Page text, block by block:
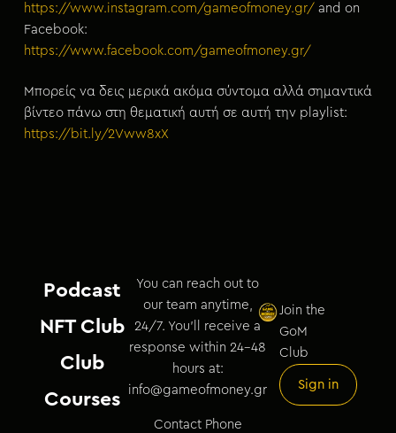
https://www.instagram.com/gameofmoney.gr/ and on
Facebook:
https://www.facebook.com/gameofmoney.gr/
Μπορείς να δεις μερικά ακόμα σύντομα αλλά σημαντικά
βίντεο πάνω στη θεματική αυτή σε αυτή την playlist:
https://bit.ly/2Vww8xX
Podcast
NFT Club
Club
Courses
You can reach out to
our team anytime,
24/7. You’ll receive a
response within 24–48
hours at:
info@gameofmoney.gr
Contact Phone
Join the
GoM
Club
Sign in